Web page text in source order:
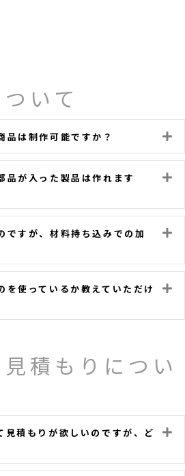
いて
品は制作可能ですか？
品が入った製品は作れます
ですが、材料持ち込みでの加
を使っているか教えていただけ
積もりについ
見積もりが欲しいのですが、ど